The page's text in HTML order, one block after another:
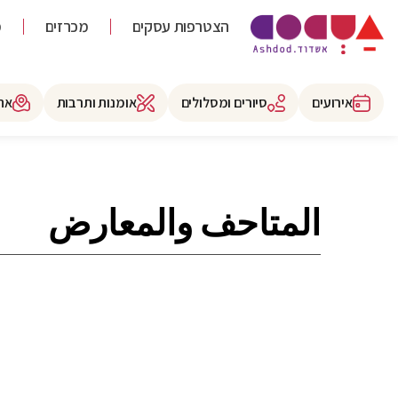
הצטרפות עסקים מכרזים
אירועים סיורים ומסלולים אומנות ותרבות
المتاحف والمعارض